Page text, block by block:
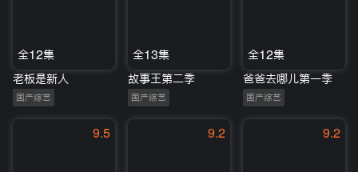
全12集
老板是新人
国产综艺
全13集
故事王第二季
国产综艺
全12集
爸爸去哪儿第一季
国产综艺
9.5 9.2 9.2